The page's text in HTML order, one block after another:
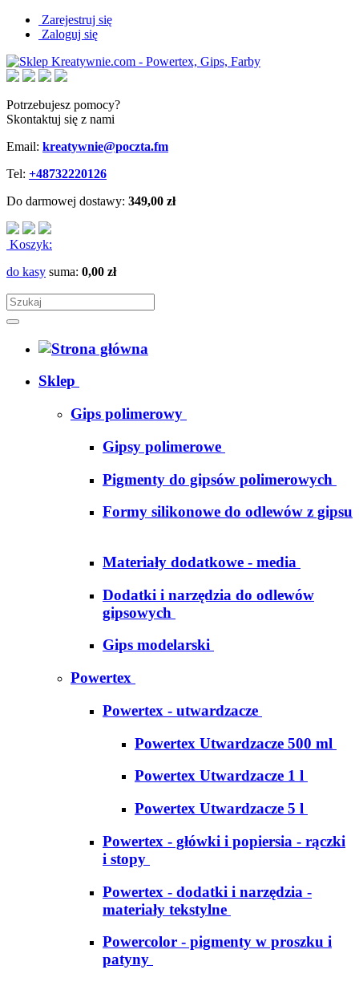
Zarejestruj się
Zaloguj się
Potrzebujesz pomocy?
Skontaktuj się z nami
Email: kreatywnie@poczta.fm
Tel: +48732220126
Do darmowej dostawy: 349,00 zł
Koszyk:
do kasy suma: 0,00 zł
Sklep
Gips polimerowy
Gipsy polimerowe
Pigmenty do gipsów polimerowych
Formy silikonowe do odlewów z gipsu
Materiały dodatkowe - media
Dodatki i narzędzia do odlewów
gipsowych
Gips modelarski
Powertex
Powertex - utwardzacze
Powertex Utwardzacze 500 ml
Powertex Utwardzacze 1 l
Powertex Utwardzacze 5 l
Powertex - główki i popiersia - rączki
i stopy
Powertex - dodatki i narzędzia -
materiały tekstylne
Powercolor - pigmenty w proszku i
patyny